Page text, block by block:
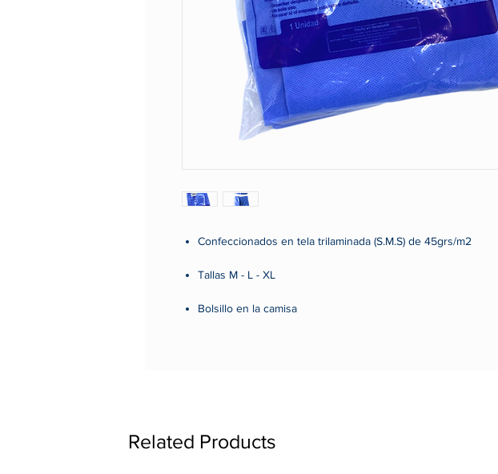
Confeccionados en tela trilaminada (S.M.S) de 45grs/m2
Tallas M - L - XL
Bolsillo en la camisa
Hidrofobicidad.
Related Products